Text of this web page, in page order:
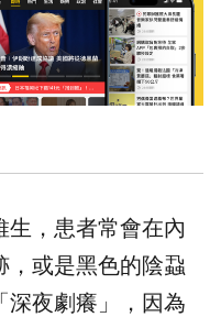
生，患者常會在內
，或是黑色的陰蝨
深夜劇癢」，因為